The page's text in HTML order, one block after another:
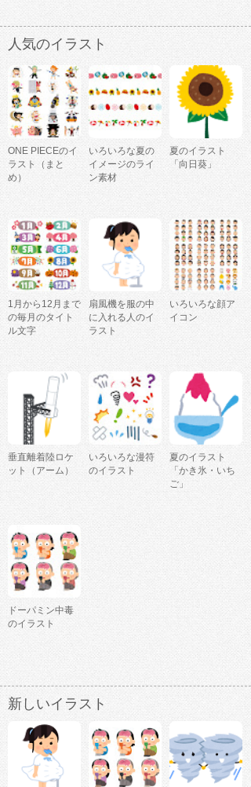
人気のイラスト
ONE PIECEのイ
ラスト（まと
め）
いろいろな夏の
イメージのライ
ン素材
夏のイラスト
「向日葵」
1月から12月まで
の毎月のタイト
ル文字
扇風機を服の中
に入れる人のイ
ラスト
いろいろな顔ア
イコン
垂直離着陸ロケ
ット（アーム）
いろいろな漫符
のイラスト
夏のイラスト
「かき氷・いち
ご」
ドーパミン中毒
のイラスト
新しいイラスト